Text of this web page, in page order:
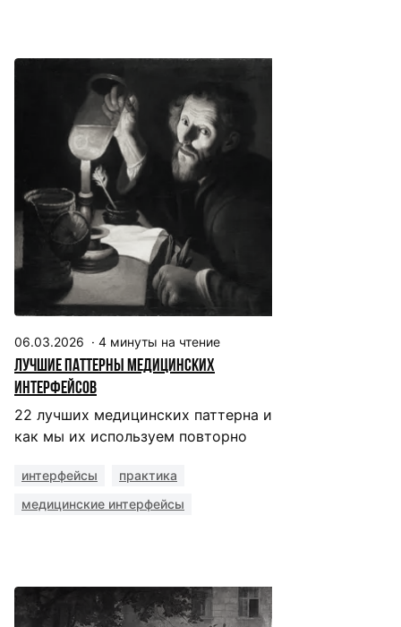
06.03.2026 · 4 минуты на чтение
Лучшие паттерны медицинских
интерфейсов
22 лучших медицинских паттерна и
как мы их используем повторно
интерфейсы
практика
медицинские интерфейсы